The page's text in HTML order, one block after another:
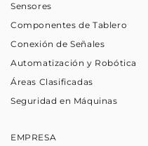
Sensores
Componentes de Tablero
Conexión de Señales
Automatización y Robótica
Áreas Clasificadas
Seguridad en Máquinas
EMPRESA